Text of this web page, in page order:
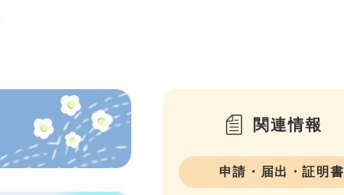
関連情報
申請・届出・証明書